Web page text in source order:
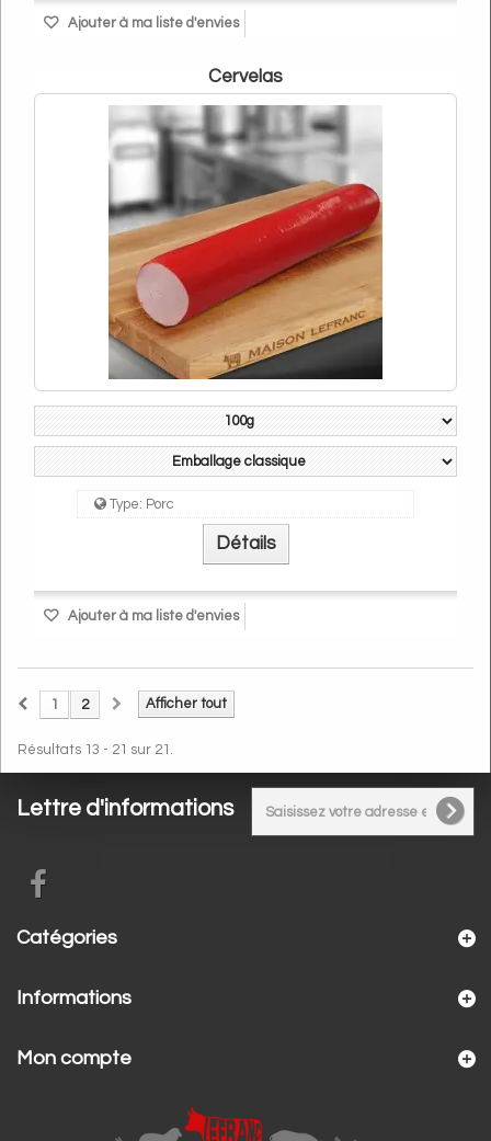
Ajouter à ma liste d'envies
cervelas
Type: Porc
Détails
Ajouter à ma liste d'envies
Afficher tout
1 2
Résultats 13 - 21 sur 21.
Lettre d'informations
Catégories
Informations
Mon compte